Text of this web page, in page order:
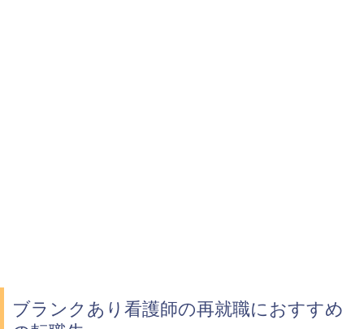
ブランクあり看護師の再就職におすすめ